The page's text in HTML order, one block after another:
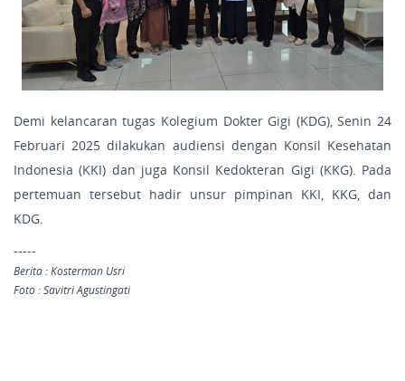
Demi kelancaran tugas Kolegium Dokter Gigi (KDG), Senin 24
Februari 2025 dilakukan audiensi dengan Konsil Kesehatan
Indonesia (KKI) dan juga Konsil Kedokteran Gigi (KKG). Pada
pertemuan tersebut hadir unsur pimpinan KKI, KKG, dan
KDG.
-----
Berita : Kosterman Usri
Foto : Savitri Agustingati